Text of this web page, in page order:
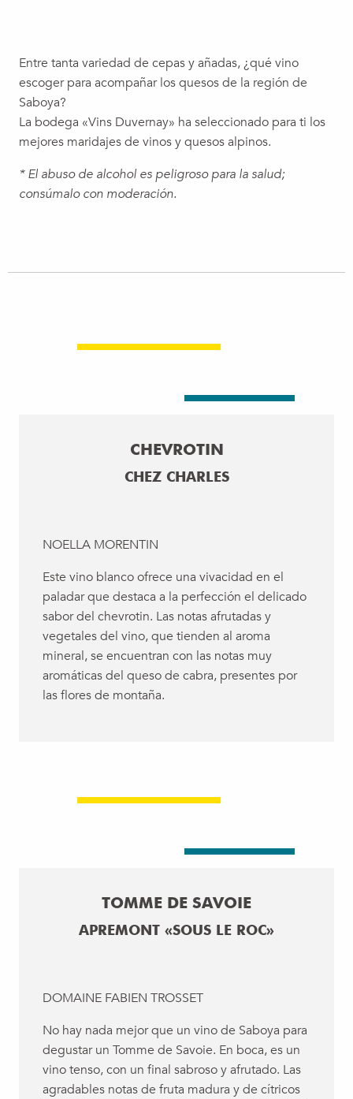
Entre tanta variedad de cepas y añadas, ¿qué vino
escoger para acompañar los quesos de la región de
Saboya?
La bodega «Vins Duvernay» ha seleccionado para ti los
mejores maridajes de vinos y quesos alpinos.
* El abuso de alcohol es peligroso para la salud;
consúmalo con moderación.
CHEVROTIN
CHEZ CHARLES
NOELLA MORENTIN
Este vino blanco ofrece una vivacidad en el
paladar que destaca a la perfección el delicado
sabor del chevrotin. Las notas afrutadas y
vegetales del vino, que tienden al aroma
mineral, se encuentran con las notas muy
aromáticas del queso de cabra, presentes por
las flores de montaña.
TOMME DE SAVOIE
APREMONT «SOUS LE ROC»
DOMAINE FABIEN TROSSET
No hay nada mejor que un vino de Saboya para
degustar un Tomme de Savoie. En boca, es un
vino tenso, con un final sabroso y afrutado. Las
agradables notas de fruta madura y de cítricos